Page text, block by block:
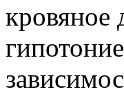
кровяное